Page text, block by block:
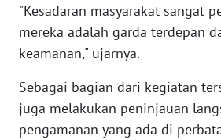
"Kesadaran masyarakat sangat
mereka adalah garda terdepan
keamanan," ujarnya.
Sebagai bagian dari kegiatan
juga melakukan peninjauan
pengamanan yang ada di
RIAU
WN
WN
JAMBI